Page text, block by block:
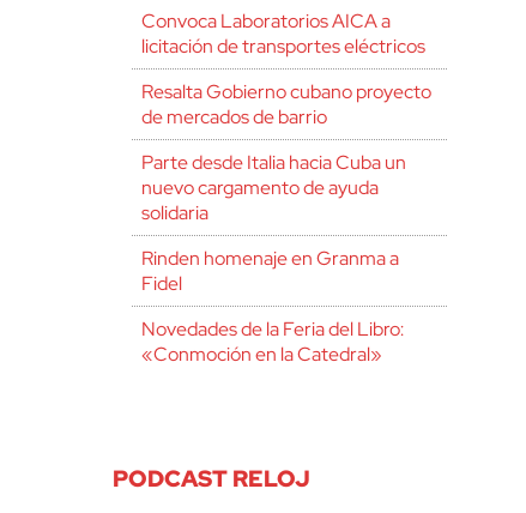
Convoca Laboratorios AICA a
licitación de transportes eléctricos
Resalta Gobierno cubano proyecto
de mercados de barrio
Parte desde Italia hacia Cuba un
nuevo cargamento de ayuda
solidaria
Rinden homenaje en Granma a
Fidel
Novedades de la Feria del Libro:
«Conmoción en la Catedral»
PODCAST RELOJ